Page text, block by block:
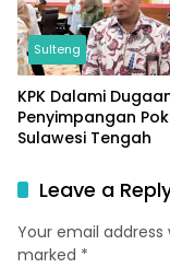
Sulteng
KPK Dalami
Penyimpangan
Sulawesi Tengah
Leave a
Your email address
marked *